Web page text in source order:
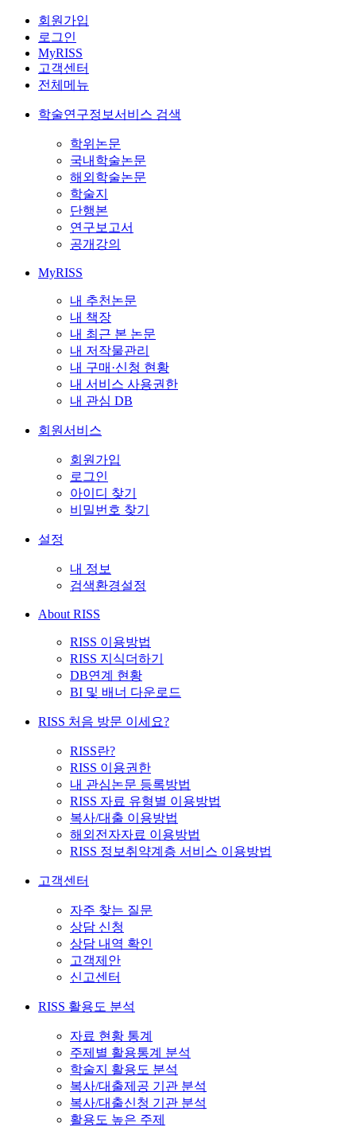
회원가입
로그인
MyRISS
고객센터
전체메뉴
학술연구정보서비스 검색
학위논문
국내학술논문
해외학술논문
학술지
단행본
연구보고서
공개강의
MyRISS
내 추천논문
내 책장
내 최근 본 논문
내 저작물관리
내 구매·신청 현황
내 서비스 사용권한
내 관심 DB
회원서비스
회원가입
로그인
아이디 찾기
비밀번호 찾기
설정
내 정보
검색환경설정
About RISS
RISS 이용방법
RISS 지식더하기
DB연계 현황
BI 및 배너 다운로드
RISS 처음 방문 이세요?
RISS란?
RISS 이용권한
내 관심논문 등록방법
RISS 자료 유형별 이용방법
복사/대출 이용방법
해외전자자료 이용방법
RISS 정보취약계층 서비스 이용방법
고객센터
자주 찾는 질문
상담 신청
상담 내역 확인
고객제안
신고센터
RISS 활용도 분석
자료 현황 통계
주제별 활용통계 분석
학술지 활용도 분석
복사/대출제공 기관 분석
복사/대출신청 기관 분석
활용도 높은 주제